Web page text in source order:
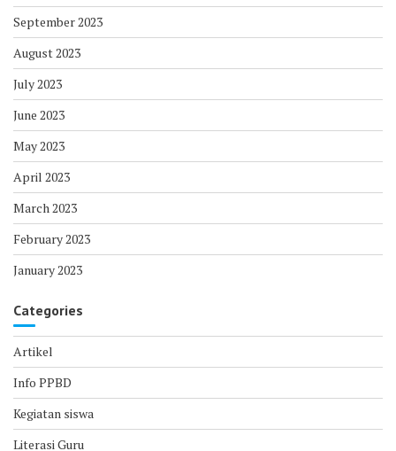
September 2023
August 2023
July 2023
June 2023
May 2023
April 2023
March 2023
February 2023
January 2023
Categories
Artikel
Info PPBD
Kegiatan siswa
Literasi Guru